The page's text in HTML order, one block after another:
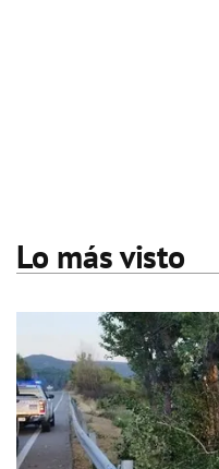
Lo más visto